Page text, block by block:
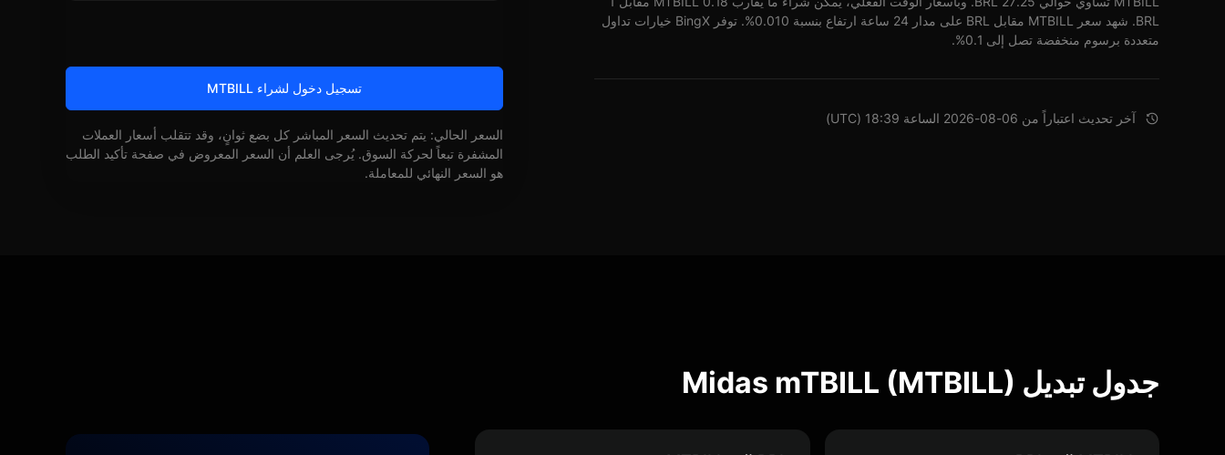
BRL. شهد سعر MTBILL مقابل BRL على مدار 24 ساعة ارتفاع بنسبة 0.010%. توفر BingX خيارات تداول
متعددة برسوم منخفضة تصل إلى 0.1%.
آخر تحديث اعتباراً من 06-08-2026 الساعة 18:39 (UTC)
تسجيل دخول لشراء MTBILL
السعر الحالي: يتم تحديث السعر المباشر كل بضع ثوانٍ، وقد تتقلب أسعار العملات
المشفرة تبعاً لحركة السوق. يُرجى العلم أن السعر المعروض في صفحة تأكيد الطلب
هو السعر النهائي للمعاملة.
جدول تبديل Midas mTBILL (MTBILL)